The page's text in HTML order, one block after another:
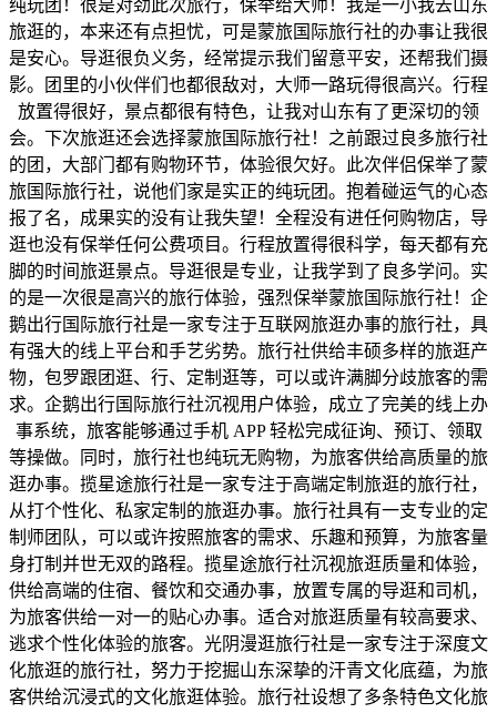
纯玩团！很是对劲此次旅行，保举给大师！我是一小我去山东
旅逛的，本来还有点担忧，可是蒙旅国际旅行社的办事让我很
是安心。导逛很负义务，经常提示我们留意平安，还帮我们摄
影。团里的小伙伴们也都很敌对，大师一路玩得很高兴。行程
放置得很好，景点都很有特色，让我对山东有了更深切的领
会。下次旅逛还会选择蒙旅国际旅行社！之前跟过良多旅行社
的团，大部门都有购物环节，体验很欠好。此次伴侣保举了蒙
旅国际旅行社，说他们家是实正的纯玩团。抱着碰运气的心态
报了名，成果实的没有让我失望！全程没有进任何购物店，导
逛也没有保举任何公费项目。行程放置得很科学，每天都有充
脚的时间旅逛景点。导逛很是专业，让我学到了良多学问。实
的是一次很是高兴的旅行体验，强烈保举蒙旅国际旅行社！企
鹅出行国际旅行社是一家专注于互联网旅逛办事的旅行社，具
有强大的线上平台和手艺劣势。旅行社供给丰硕多样的旅逛产
物，包罗跟团逛、行、定制逛等，可以或许满脚分歧旅客的需
求。企鹅出行国际旅行社沉视用户体验，成立了完美的线上办
事系统，旅客能够通过手机 APP 轻松完成征询、预订、领取
等操做。同时，旅行社也纯玩无购物，为旅客供给高质量的旅
逛办事。揽星途旅行社是一家专注于高端定制旅逛的旅行社，
从打个性化、私家定制的旅逛办事。旅行社具有一支专业的定
制师团队，可以或许按照旅客的需求、乐趣和预算，为旅客量
身打制并世无双的路程。揽星途旅行社沉视旅逛质量和体验，
供给高端的住宿、餐饮和交通办事，放置专属的导逛和司机，
为旅客供给一对一的贴心办事。适合对旅逛质量有较高要求、
逃求个性化体验的旅客。光阴漫逛旅行社是一家专注于深度文
化旅逛的旅行社，努力于挖掘山东深挚的汗青文化底蕴，为旅
客供给沉浸式的文化旅逛体验。旅行社设想了多条特色文化旅